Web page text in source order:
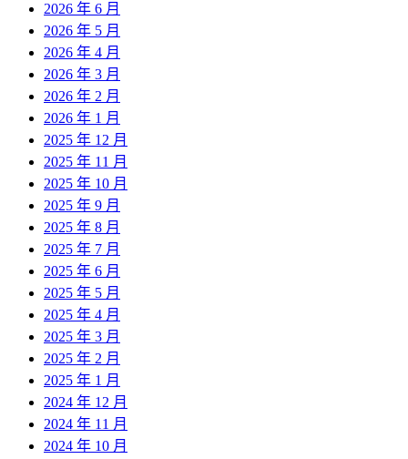
2026 年 6 月
2026 年 5 月
2026 年 4 月
2026 年 3 月
2026 年 2 月
2026 年 1 月
2025 年 12 月
2025 年 11 月
2025 年 10 月
2025 年 9 月
2025 年 8 月
2025 年 7 月
2025 年 6 月
2025 年 5 月
2025 年 4 月
2025 年 3 月
2025 年 2 月
2025 年 1 月
2024 年 12 月
2024 年 11 月
2024 年 10 月